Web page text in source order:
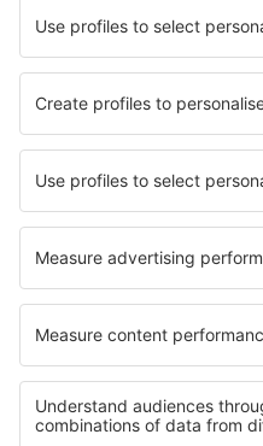
Mobilní aplikace
Letecké společnosti
Ryanair
Wizz Air
easyJet
Lufthansa
KLM
O eSky
Všeobecné podmínky
Moje rezervace
Politika ochrany soukromí
Podpora a kontakt